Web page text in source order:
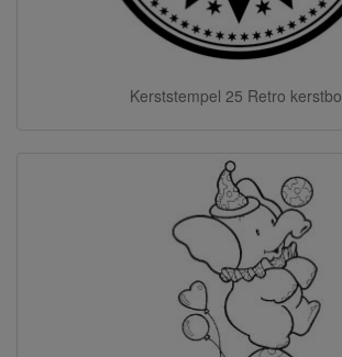
Kerststempel 25 Retro